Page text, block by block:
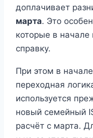
доплачивает
марта. Это
которые в начале
справку.
При этом в
переходная
используется
новый семейный
расчёт с марта.